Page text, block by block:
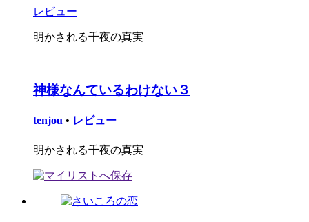
レビュー
明かされる千夜の真実
神様なんているわけない３
tenjou • レビュー
明かされる千夜の真実